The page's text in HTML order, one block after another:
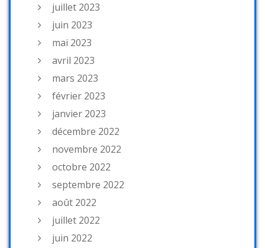
juillet 2023
juin 2023
mai 2023
avril 2023
mars 2023
février 2023
janvier 2023
décembre 2022
novembre 2022
octobre 2022
septembre 2022
août 2022
juillet 2022
juin 2022